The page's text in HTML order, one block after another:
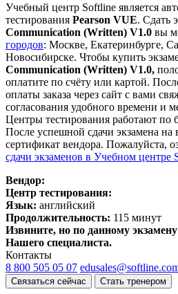
Учебный центр Softline является
тестирования Pearson VUE. Сдать
Communication (Written) V1.0 вы
городов: Москве, Екатеринбурге,
Новосибирске. Чтобы купить
Communication (Written) V1.0,
оплатите по счёту или картой.
оплаты заказа через сайт с вами
согласования удобного времени и
Центры тестирования работают по
После успешной сдачи экзамена на
сертификат вендора. Пожалуйста,
сдачи экзаменов в Учебном центре
Вендор:
Центр тестирования:
Язык: английский
Продолжительность: 115 минут
Извините, но по данному
Нашего специалиста.
Контакты
8 800 505 05 07
Связаться сейчас Стать тренером